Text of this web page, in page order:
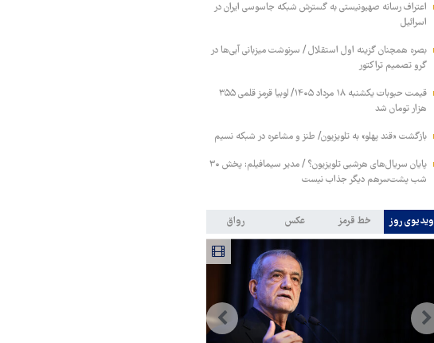
اعتراف رسانه صهیونیستی به گسترش شبکه جاسوسی ایران در
اسرائیل
بصره همچنان گزینه اول استقلال / سرنوشت میزبانی آبی‌ها در
گرو تصمیم تراکتور
قیمت حبوبات یکشنبه ۱۸ مرداد ۱۴۰۵/ لوبیا قرمز قلمی ۳۵۵
هزار تومان شد
بازگشت «قند پهلو» به تلویزیون/ طنز و مشاعره در شبکه نسیم
پایان سریال‌های هرشبی تلویزیون؟ / مدیر سیمافیلم: پخش ۳۰
شب پشت‌سرهم دیگر جذاب نیست
ویدیوی روز خط قرمز عکس رواق